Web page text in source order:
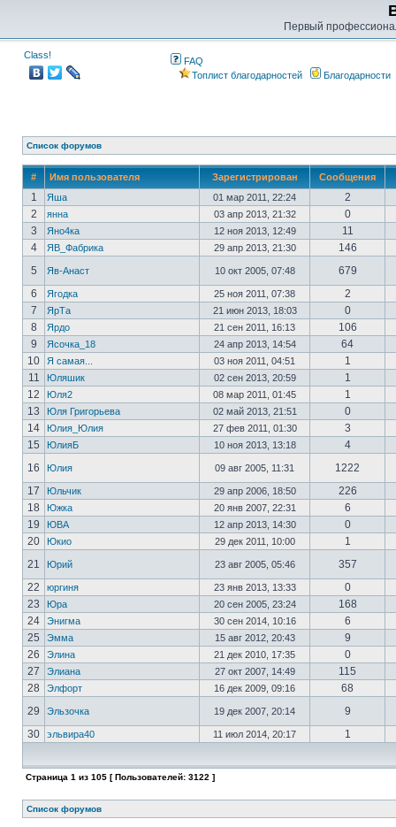
Первый
Class!
FAQ
Топлист благодарностей
Благодарности
Список форумов
# Имя пользователя Зарегистрирован Сообщения
1 Яша 01 мар 2011, 22:24
2
2
янна 03 апр 2013, 21:32
0
3
Яно4ка 12 ноя 2013, 12:49
11
4
ЯВ_Фабрика 29 апр 2013, 21:30
146
5
Яв-Анаст 10 окт 2005, 07:48
679
6
Ягодка 25 ноя 2011, 07:38
2
7
ЯрТа 21 июн 2013, 18:03
0
8
Ярдо 21 сен 2011, 16:13
106
9
Ясочка_18 24 апр 2013, 14:54
64
10
Я самая... 03 ноя 2011, 04:51
1
11
Юляшик 02 сен 2013, 20:59
1
12
Юля2 08 мар 2011, 01:45
1
13
Юля Григорьева 02 май 2013, 21:51
0
14
Юлия_Юлия 27 фев 2011, 01:30
3
15
ЮлияБ 10 ноя 2013, 13:18
4
16
Юлия 09 авг 2005, 11:31 1222
17 Юльчик 29 апр 2006, 18:50
226
18
Южка 20 янв 2007, 22:31
6
19
ЮВА 12 апр 2013, 14:30
0
20
Юкио 29 дек 2011, 10:00
1
21
Юрий 23 авг 2005, 05:46
357
22
юргиня 23 янв 2013, 13:33
0
23
Юра 20 сен 2005, 23:24
168
24
Энигма 30 сен 2014, 10:16
6
25
Эмма 15 авг 2012, 20:43
9
26
Элина 21 дек 2010, 17:35
0
27
Элиана 27 окт 2007, 14:49
115
28
Элфорт 16 дек 2009, 09:16
68
29
Эльзочка 19 дек 2007, 20:14
9
30
эльвира40 11 июл 2014, 20:17 1
Страница 1 из 105 [ Пользователей: 3122 ]
Список форумов